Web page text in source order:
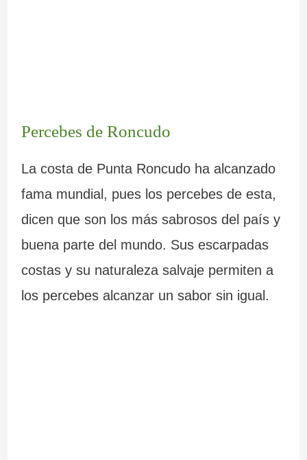
Percebes de Roncudo
La costa de Punta Roncudo ha alcanzado
fama mundial, pues los percebes de esta,
dicen que son los más sabrosos del país y
buena parte del mundo. Sus escarpadas
costas y su naturaleza salvaje permiten a
los percebes alcanzar un sabor sin igual.